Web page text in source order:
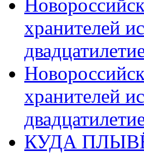
хранителей
хранителей
КУДА